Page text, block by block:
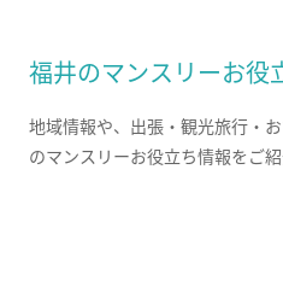
福井のマンスリーお役
地域情報や、出張・観光旅行・
のマンスリーお役立ち情報をご紹